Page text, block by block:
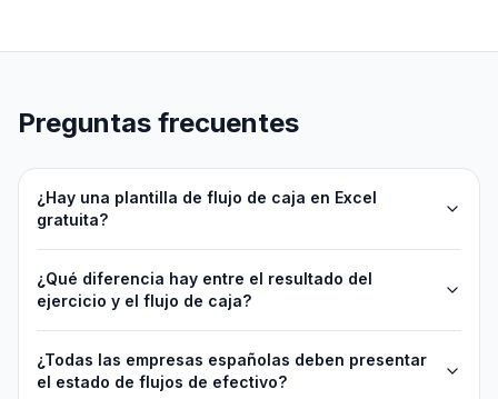
Preguntas frecuentes
¿Hay una plantilla de flujo de caja en Excel
gratuita?
¿Qué diferencia hay entre el resultado del
ejercicio y el flujo de caja?
¿Todas las empresas españolas deben presentar
el estado de flujos de efectivo?